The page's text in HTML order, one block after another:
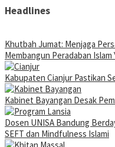
Headlines
Khutbah Jumat: Menjaga
Membangun Peradaban
Kabupaten Cianjur Pastikan
Kabinet Bayangan Desak
Dosen UNISA Bandung
SEFT dan Mindfulness Islami